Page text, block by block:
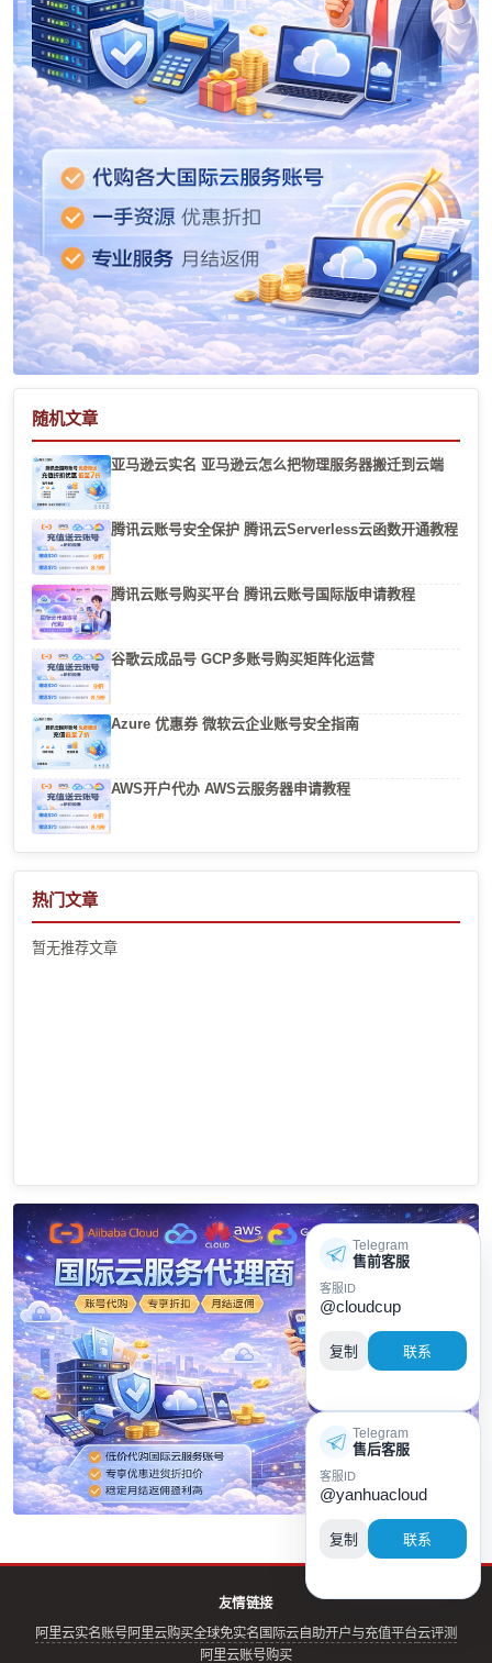
随机文章
亚马逊云实名 亚马逊云怎么把物理服务器搬迁到云端
腾讯云账号安全保护 腾讯云Serverless云函数开通教程
腾讯云账号购买平台 腾讯云账号国际版申请教程
谷歌云成品号 GCP多账号购买矩阵化运营
Azure 优惠券 微软云企业账号安全指南
AWS开户代办 AWS云服务器申请教程
热门文章
暂无推荐文章
友情链接
阿里云实名账号阿里云购买全球免实名 国际云自助开户与充值平台云评测
阿里云账号购买
Telegram
售前客服
客服ID
@cloudcup
复制 联系
Telegram
售后客服
客服ID
@yanhuacloud
复制 联系